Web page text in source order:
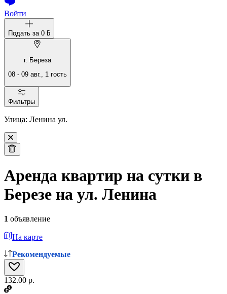
Войти
Подать за 0 ƃ
г. Береза
08 - 09 авг., 1 гость
Фильтры
Улица: Ленина ул.
Аренда квартир на сутки в
Березе на ул. Ленина
1 объявление
На карте
Рекомендуемые
132.00 р.